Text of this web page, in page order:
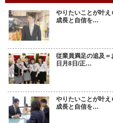
やりたいことが叶
成長と自信を…
従業員満足の追及
日月8日/正…
やりたいことが叶
成長と自信を…